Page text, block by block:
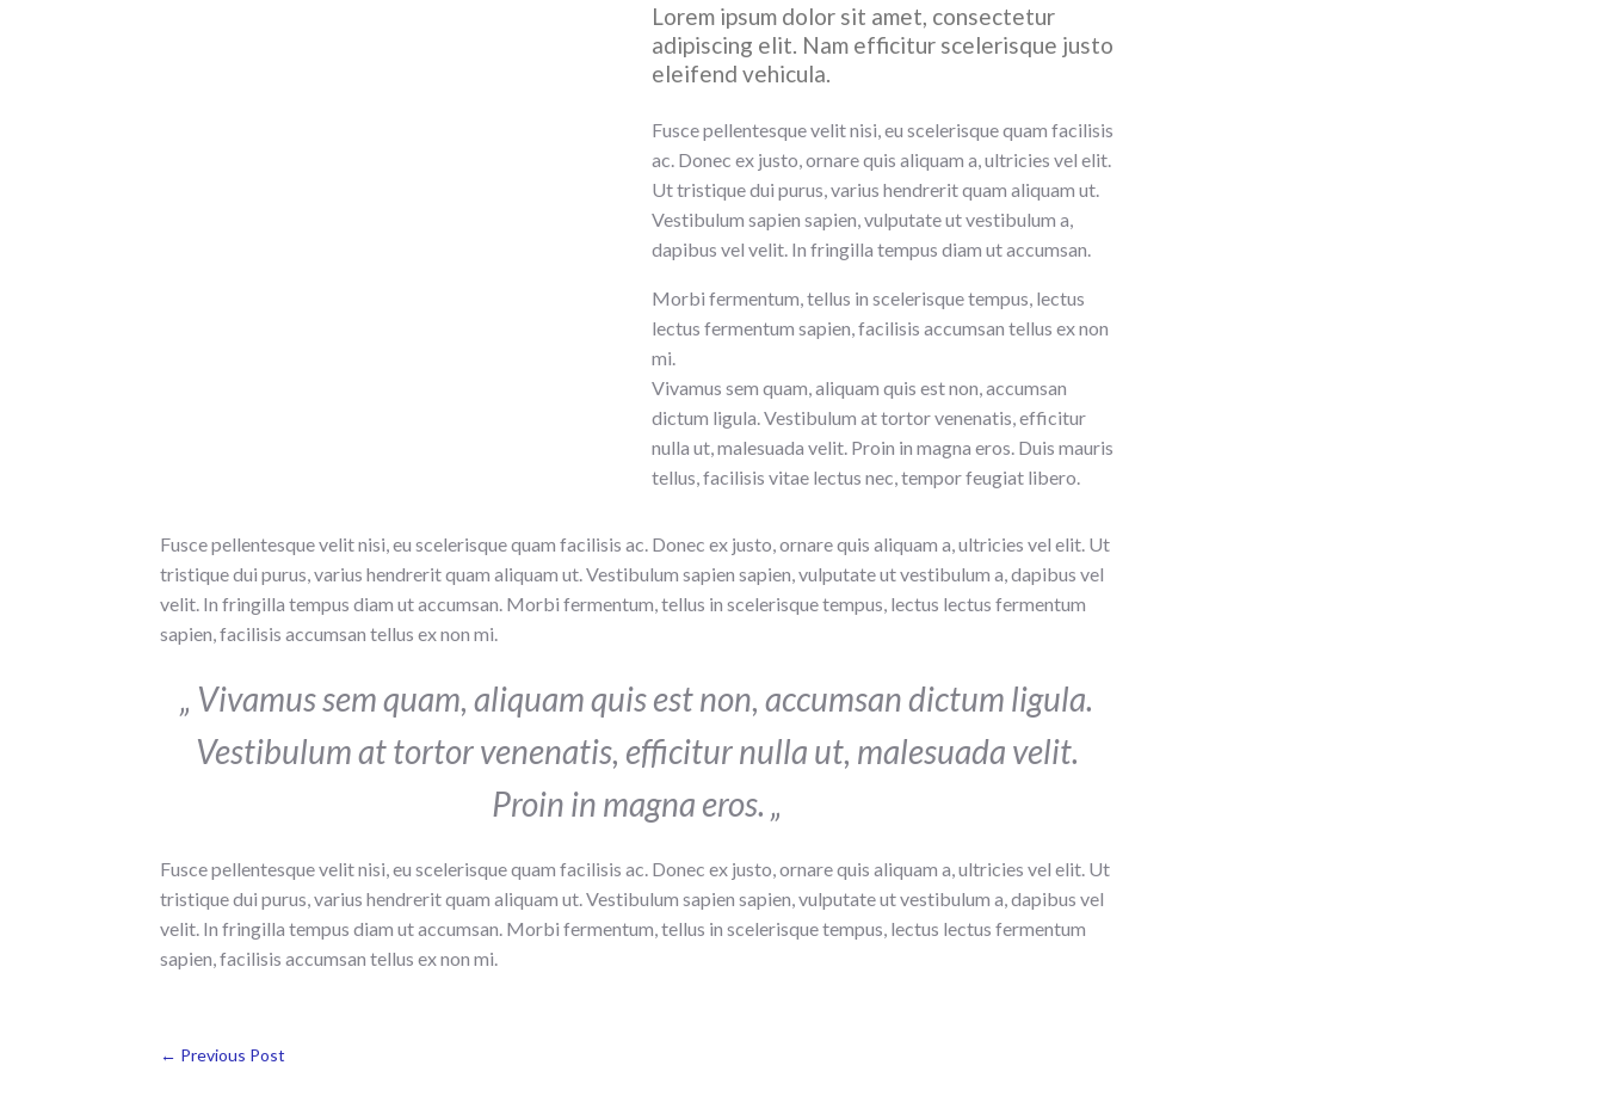
Lorem ipsum dolor sit amet, consectetur
adipiscing elit. Nam efficitur scelerisque justo
eleifend vehicula.
Fusce pellentesque velit nisi, eu scelerisque quam facilisis
ac. Donec ex justo, ornare quis aliquam a, ultricies vel elit.
Ut tristique dui purus, varius hendrerit quam aliquam ut.
Vestibulum sapien sapien, vulputate ut vestibulum a,
dapibus vel velit. In fringilla tempus diam ut accumsan.
Morbi fermentum, tellus in scelerisque tempus, lectus
lectus fermentum sapien, facilisis accumsan tellus ex non
mi.
Vivamus sem quam, aliquam quis est non, accumsan
dictum ligula. Vestibulum at tortor venenatis, efficitur
nulla ut, malesuada velit. Proin in magna eros. Duis mauris
tellus, facilisis vitae lectus nec, tempor feugiat libero.
Fusce pellentesque velit nisi, eu scelerisque quam facilisis ac. Donec ex justo, ornare quis aliquam a, ultricies vel elit. Ut
tristique dui purus, varius hendrerit quam aliquam ut. Vestibulum sapien sapien, vulputate ut vestibulum a, dapibus vel
velit. In fringilla tempus diam ut accumsan. Morbi fermentum, tellus in scelerisque tempus, lectus lectus fermentum
sapien, facilisis accumsan tellus ex non mi.
„ Vivamus sem quam, aliquam quis est non, accumsan dictum ligula.
Vestibulum at tortor venenatis, efficitur nulla ut, malesuada velit.
Proin in magna eros. „
Fusce pellentesque velit nisi, eu scelerisque quam facilisis ac. Donec ex justo, ornare quis aliquam a, ultricies vel elit. Ut
tristique dui purus, varius hendrerit quam aliquam ut. Vestibulum sapien sapien, vulputate ut vestibulum a, dapibus vel
velit. In fringilla tempus diam ut accumsan. Morbi fermentum, tellus in scelerisque tempus, lectus lectus fermentum
sapien, facilisis accumsan tellus ex non mi.
← Previous Post